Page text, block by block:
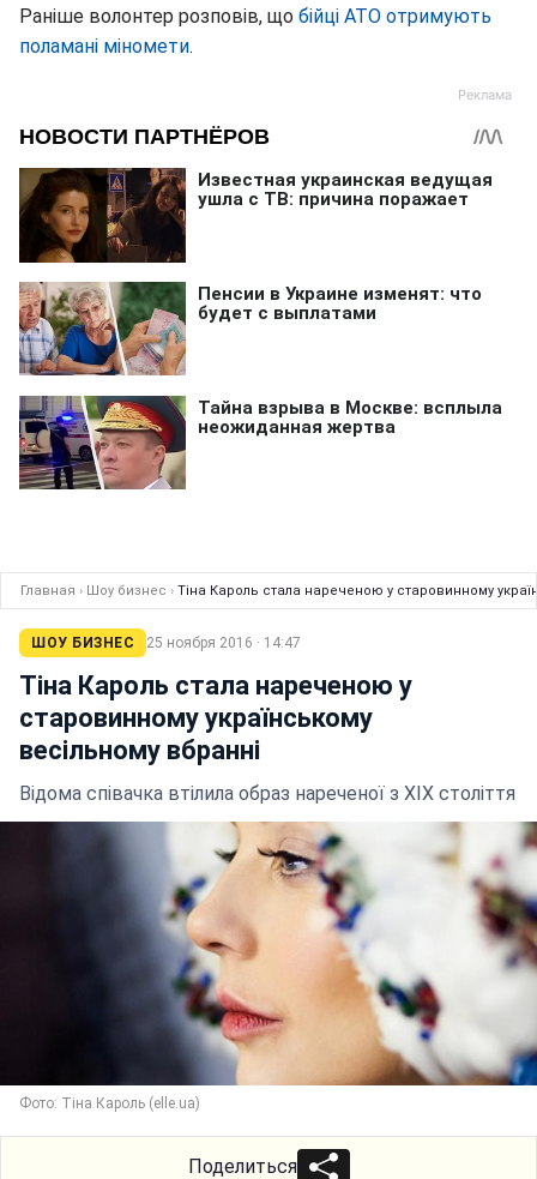
Раніше волонтер розповів, що бійці АТО отримують
поламані міномети.
Главная › Шоу бизнес › Тіна Кароль стала нареченою у старовинному
ШОУ БИЗНЕС 25 ноября 2016 · 14:47
Тіна Кароль стала нареченою у
старовинному українському
весільному вбранні
Відома співачка втілила образ нареченої з XIX століття
Фото: Тіна Кароль (elle.ua)
Поделиться